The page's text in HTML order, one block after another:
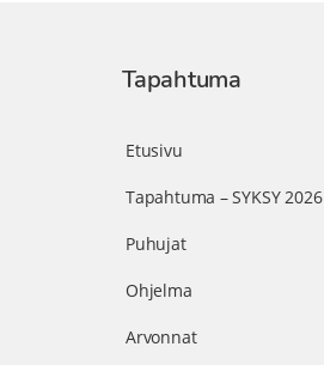
Tapahtuma
Etusivu
Tapahtuma – SYKSY 2026
Puhujat
Ohjelma
Arvonnat